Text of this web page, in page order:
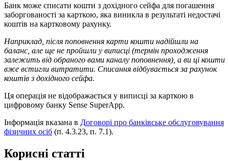
Банк може списати кошти з дохідного сейфа для погашення
заборгованості за карткою, яка виникла в результаті недостачі
коштів на картковому рахунку.
Наприклад, після поповнення карти кошти надійшли на
баланс, але ще не пройшли у виписці (термін проходження
залежить від обраного вами каналу поповнення), а ви ці кошти
вже встигли витратити. Списання відбувається за рахунок
коштів з дохідного сейфа.
Ця операція не відображається у виписці за карткою в
цифровому банку Sense SuperApp.
Інформація вказана в Договорі про банківське обслуговування
фізичних осіб (п. 4.3.23, п. 7.1).
Корисні статті